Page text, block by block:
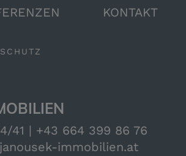
KONTAKT
41 | +43 664 399 86 76
immobilien.at